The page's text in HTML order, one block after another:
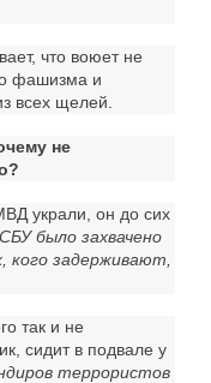
что воюет не
фашизма и
всех щелей.
не
украли, он до сих
было захвачено
кого задерживают,
так и не
сидит в подвале у
террористов